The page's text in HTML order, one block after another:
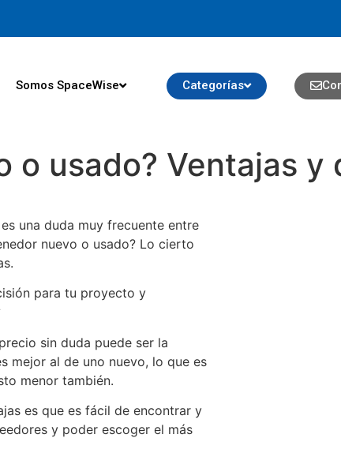
Somos SpaceWise Categorías
o usado? Ventajas y
una duda muy frecuente entre
nuevo o usado? Lo cierto
para tu proyecto y
sin duda puede ser la
mejor al de uno nuevo, lo que es
menor también.
es que es fácil de encontrar y
y poder escoger el más